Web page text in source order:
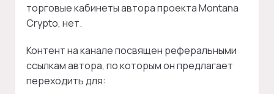
торговые кабинеты автора проекта Montana
Crypto, нет.
Контент на канале посвящен реферальными
ссылкам автора, по которым он предлагает
переходить для: